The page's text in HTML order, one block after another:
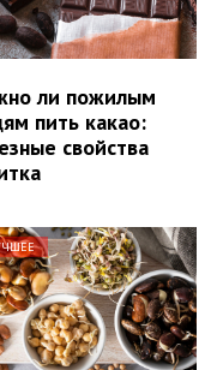
ли пожилым
пить какао:
свойства